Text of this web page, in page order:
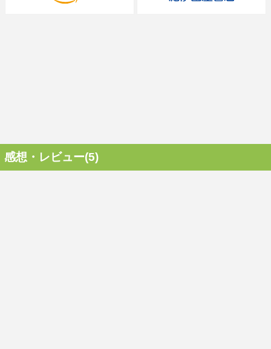
感想・レビュー(5)